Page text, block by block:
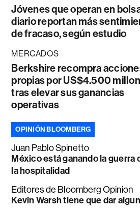
Jóvenes que operan en
diario reportan más
de fracaso, según estudio
MERCADOS
Berkshire recompra
propias por US$4.500
tras elevar sus ganancias
operativas
OPINIÓN BLOOMBERG
Juan Pablo Spinetto
México está ganando la guerra
la hospitalidad
Editores de Bloomberg Opinion
Kevin Warsh tiene que dar